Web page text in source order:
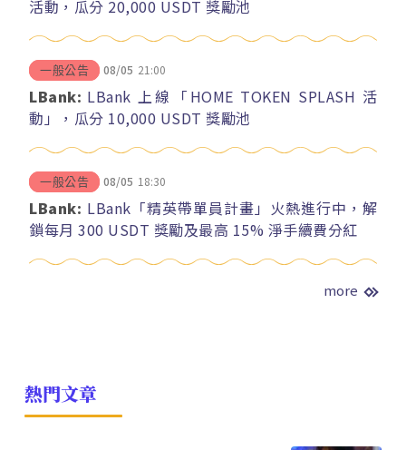
活動，瓜分 20,000 USDT 獎勵池
一般公告 08/05 21:00
LBank: LBank 上線「HOME TOKEN SPLASH 活
動」，瓜分 10,000 USDT 獎勵池
一般公告 08/05 18:30
LBank: LBank「精英帶單員計畫」火熱進行中，解
鎖每月 300 USDT 獎勵及最高 15% 淨手續費分紅
more
熱門文章